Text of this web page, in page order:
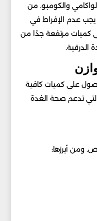
والكومبو. من
يجب عدم الإفراط في
كميات مرتفعة جدًا من
الدرقية.
على كميات كافية
التي تدعم صحة الغدة
ومن أبرزها: